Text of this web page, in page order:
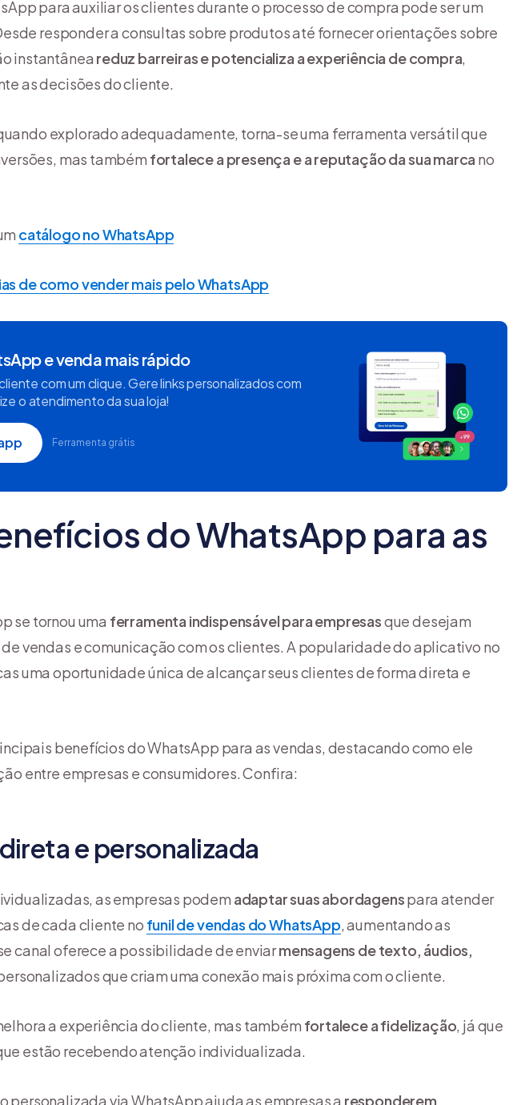
para auxiliar os clientes durante o processo de compra pode ser um
responder a consultas sobre produtos até fornecer orientações sobre
instantânea reduz barreiras e potencializa a experiência de compra,
as decisões do cliente.
explorado adequadamente, torna-se uma ferramenta versátil que
mas também fortalece a presença e a reputação da sua marca no
catálogo no WhatsApp
de como vender mais pelo WhatsApp
e venda mais rápido
com um clique. Gere links personalizados com
o atendimento da sua loja!
Ferramenta grátis
do WhatsApp para as
se tornou uma ferramenta indispensável para empresasque desejam
vendas e comunicação com os clientes. A popularidade do aplicativo no
uma oportunidade única de alcançar seus clientes de forma direta e
benefícios do WhatsApp para as vendas, destacando como ele
entre empresas e consumidores. Confira:
e personalizada
as empresas podem adaptar suas abordagenspara atender
de cada cliente no funil de vendas do WhatsApp, aumentando as
canal oferece a possibilidade de enviarmensagens de texto, áudios,
que criam uma conexão mais próxima com o cliente.
a experiência do cliente, mas também fortalece a fidelização, já que
estão recebendo atenção individualizada.
personalizada via WhatsApp ajuda as empresas a responderem